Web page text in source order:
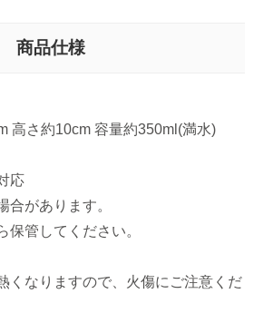
商品仕様
高さ約10cm 容量約350ml(満水)
応
があります。
管してください。
くなりますので、火傷にご注意くだ